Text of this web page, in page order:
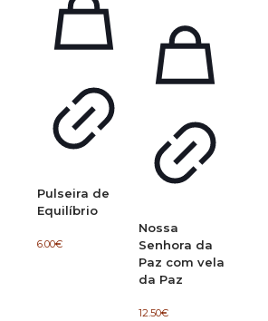
Pulseira de
Equilíbrio
6.00€
Nossa
Senhora da
Paz com vela
da Paz
12.50€